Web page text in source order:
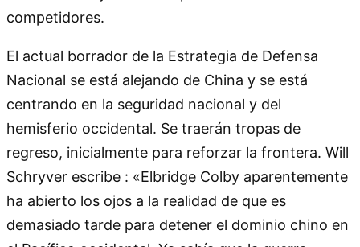
competidores.
El actual borrador de la Estrategia de Defensa
Nacional se está alejando de China y se está
centrando en la seguridad nacional y del
hemisferio occidental. Se traerán tropas de
regreso, inicialmente para reforzar la frontera. Will
Schryver escribe : «Elbridge Colby aparentemente
ha abierto los ojos a la realidad de que es
demasiado tarde para detener el dominio chino en